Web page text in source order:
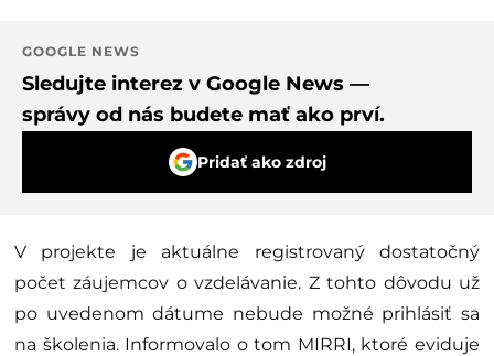
GOOGLE NEWS
Sledujte interez v Google News —
správy od nás budete mať ako prví.
Pridať ako zdroj
V projekte je aktuálne registrovaný dostatočný
počet záujemcov o vzdelávanie. Z tohto dôvodu už
po uvedenom dátume nebude možné prihlásiť sa
na školenia. Informovalo o tom MIRRI, ktoré eviduje